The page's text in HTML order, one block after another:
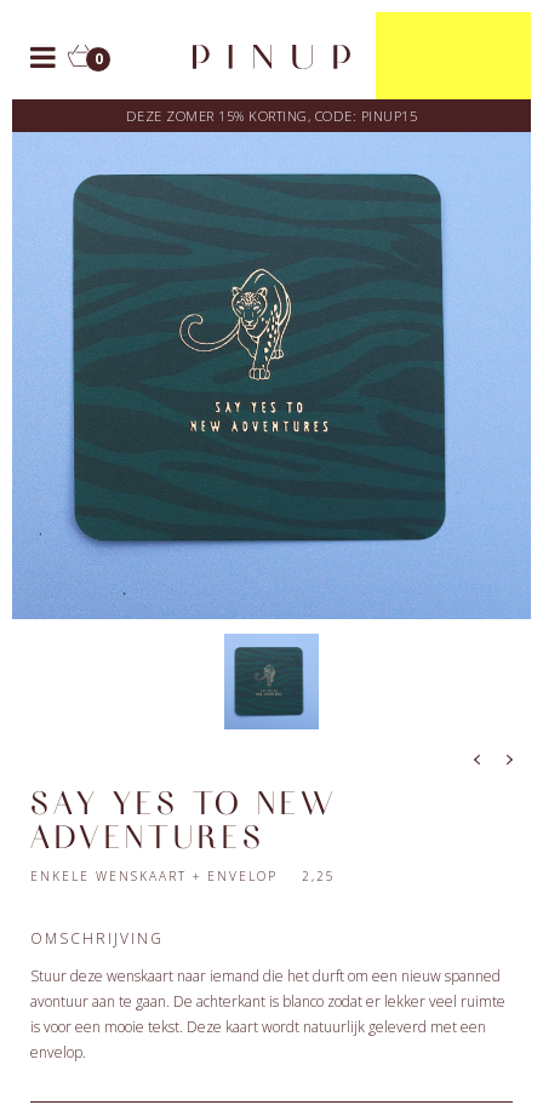
0
DEZE ZOMER 15% KORTING, CODE: PINUP15
SAY YES TO NEW
ADVENTURES
ENKELE WENSKAART + ENVELOP 2,25
OMSCHRIJVING
Stuur deze wenskaart naar iemand die het durft om een nieuw spanned
avontuur aan te gaan. De achterkant is blanco zodat er lekker veel ruimte
is voor een mooie tekst. Deze kaart wordt natuurlijk geleverd met een
envelop.